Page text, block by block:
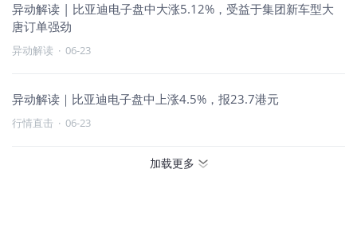
异动解读 | 比亚迪电子盘中大涨5.12%，受益于集团新车型大
唐订单强劲
异动解读 · 06-23
异动解读｜比亚迪电子盘中上涨4.5%，报23.7港元
行情直击 · 06-23
加载更多